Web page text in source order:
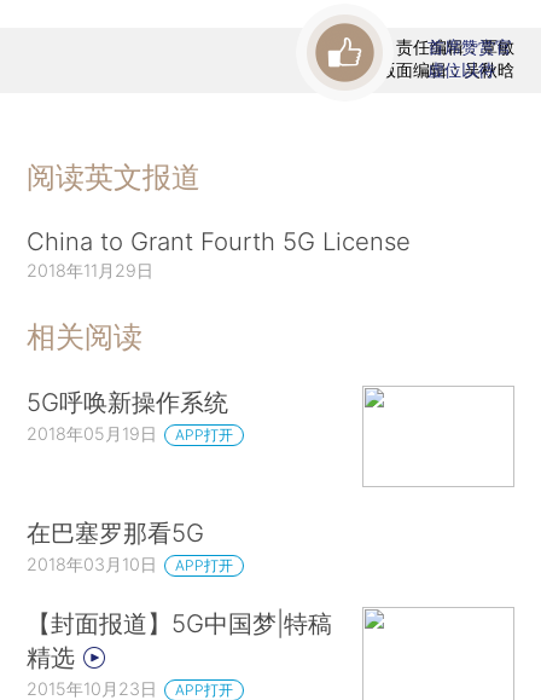
责任编辑：覃敏
版面编辑：吴秋晗
首席赞赏官
虚位以待
阅读英文报道
China to Grant Fourth 5G License
2018年11月29日
相关阅读
5G呼唤新操作系统
2018年05月19日 APP打开
在巴塞罗那看5G
2018年03月10日 APP打开
【封面报道】5G中国梦|特稿
精选
2015年10月23日 APP打开